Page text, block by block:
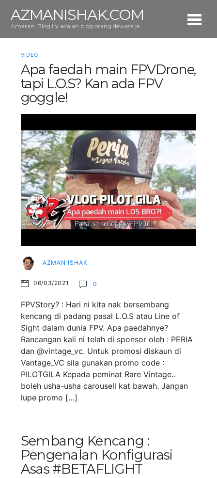
AZMANISHAK.COM
Amaran: Blog ini adalah blog orang dewasa je.
VIDEO
Apa faedah main FPVDrone,
tapi L.O.S? Kan ada FPV
goggle!
AZMAN ISHAK
06/03/2021 0
FPVStory? : Hari ni kita nak bersembang
kencang di padang pasal L.O.S atau Line of
Sight dalam dunia FPV. Apa paedahnye?
Rancangan kali ni telah di sponsor oleh : PERIA
dan @vintage_vc. Untuk promosi diskaun di
Vantage_VC sila gunakan promo code :
PILOTGILA Kepada peminat Rare Vintage..
boleh usha-usha carousell kat bawah. Jangan
lupe promo […]
Sembang Kencang :
Pengenalan Konfigurasi
Asas #BETAFLIGHT